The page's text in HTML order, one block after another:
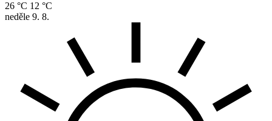
26 °C 12 °C
neděle 9. 8.